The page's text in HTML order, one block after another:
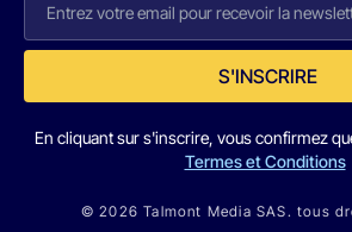
S'INSCRIRE
En cliquant sur s'inscrire, vous confirmez
Termes et Conditions
© 2026 Talmont Media SAS. tous